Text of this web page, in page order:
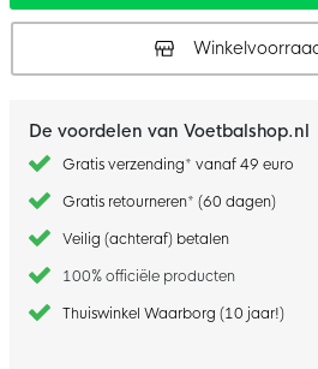
De voordelen van Voetbalshop.nl
Gratis verzending* vanaf 49 euro
Gratis retourneren* (60 dagen)
Veilig (achteraf) betalen
100% officiële producten
Thuiswinkel Waarborg (10 jaar!)